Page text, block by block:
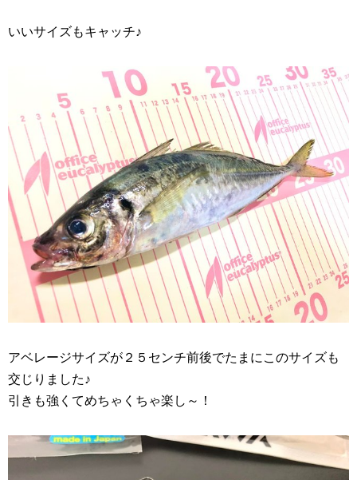
いいサイズもキャッチ♪
アベレージサイズが２５センチ前後でたまにこのサイズも
交じりました♪
引きも強くてめちゃくちゃ楽し～！